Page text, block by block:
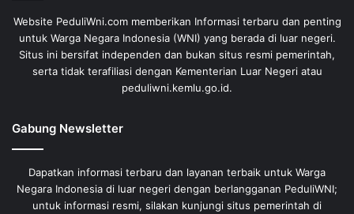
Website PeduliWni.com memberikan Informasi terbaru dan penting
untuk Warga Negara Indonesia (WNI) yang berada di luar negeri.
Situs ini bersifat independen dan bukan situs resmi pemerintah,
serta tidak terafiliasi dengan Kementerian Luar Negeri atau
peduliwni.kemlu.go.id.
Gabung Newsletter
Dapatkan informasi terbaru dan layanan terbaik untuk Warga
Negara Indonesia di luar negeri dengan berlangganan PeduliWNI;
untuk informasi resmi, silakan kunjungi situs pemerintah di